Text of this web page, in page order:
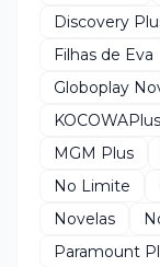
Discovery
Filhas de Eva
Globoplay
KOCOWAPlus
MGM Plus
No Limite
Novelas
Paramount